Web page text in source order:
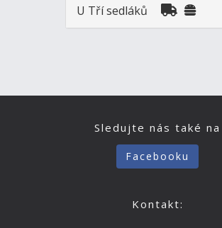
U Tří sedláků
Sledujte nás také na
Facebooku
Kontakt: